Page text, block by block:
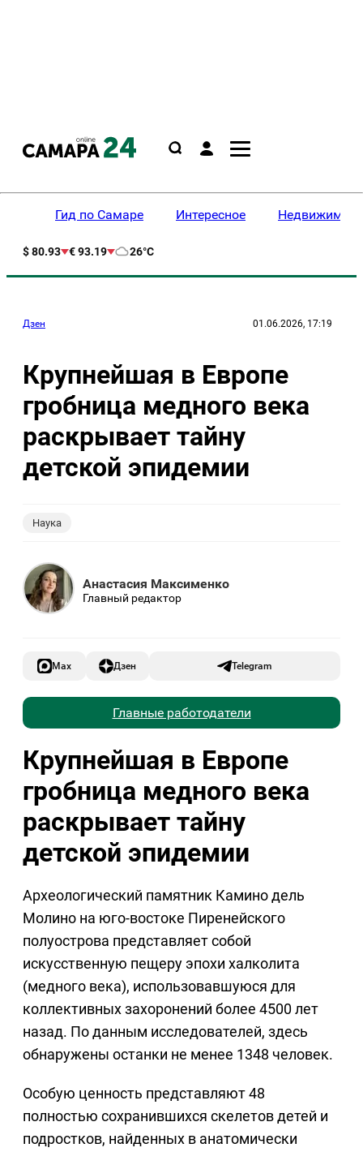
Гид по Самаре Интересное
$ 80.93 € 93.19 26°C
Дзен 01.06.2026, 17:19
Крупнейшая в Европе
гробница медного века
раскрывает тайну
детской эпидемии
Наука
Анастасия Максименко
Главный редактор
Max Дзен Telegram
Главные работодатели
Крупнейшая в Европе
гробница медного века
раскрывает тайну
детской эпидемии
Археологический памятник Камино дель
Молино на юго-востоке Пиренейского
полуострова представляет собой
искусственную пещеру эпохи халколита
(медного века), использовавшуюся для
коллективных захоронений более 4500 лет
назад. По данным исследователей, здесь
обнаружены останки не менее 1348 человек.
Особую ценность представляют 48
полностью сохранившихся скелетов детей и
подростков, найденных в анатомически